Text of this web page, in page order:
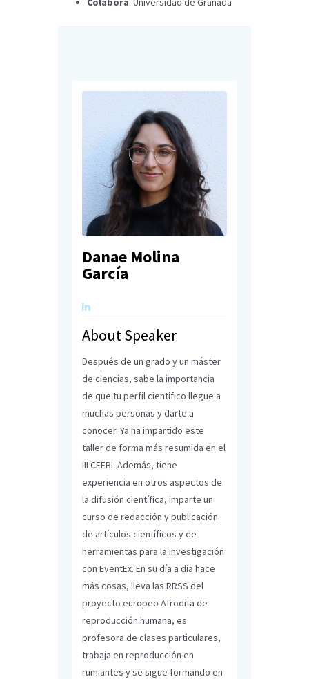
Danae Molina
García
About Speaker
Después de un grado y un máster
de ciencias, sabe la importancia
de que tu perfil científico llegue a
muchas personas y darte a
conocer. Ya ha impartido este
taller de forma más resumida en el
III CEEBI. Además, tiene
experiencia en otros aspectos de
la difusión científica, imparte un
curso de redacción y publicación
de artículos científicos y de
herramientas para la investigación
con EventEx. En su día a día hace
más cosas, lleva las RRSS del
proyecto europeo Afrodita de
reproducción humana, es
profesora de clases particulares,
trabaja en reproducción en
rumiantes y se sigue formando en